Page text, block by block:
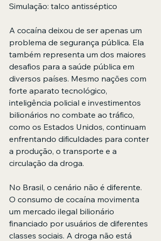
Simulação: talco antisséptico
A cocaína deixou de ser apenas um
problema de segurança pública. Ela
também representa um dos maiores
desafios para a saúde pública em
diversos países. Mesmo nações com
forte aparato tecnológico,
inteligência policial e investimentos
bilionários no combate ao tráfico,
como os Estados Unidos, continuam
enfrentando dificuldades para conter
a produção, o transporte e a
circulação da droga.
No Brasil, o cenário não é diferente.
O consumo de cocaína movimenta
um mercado ilegal bilionário
financiado por usuários de diferentes
classes sociais. A droga não está